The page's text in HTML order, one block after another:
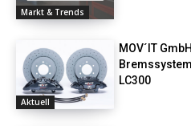
Markt & Trends
Aktuell
MOV´IT
LC300